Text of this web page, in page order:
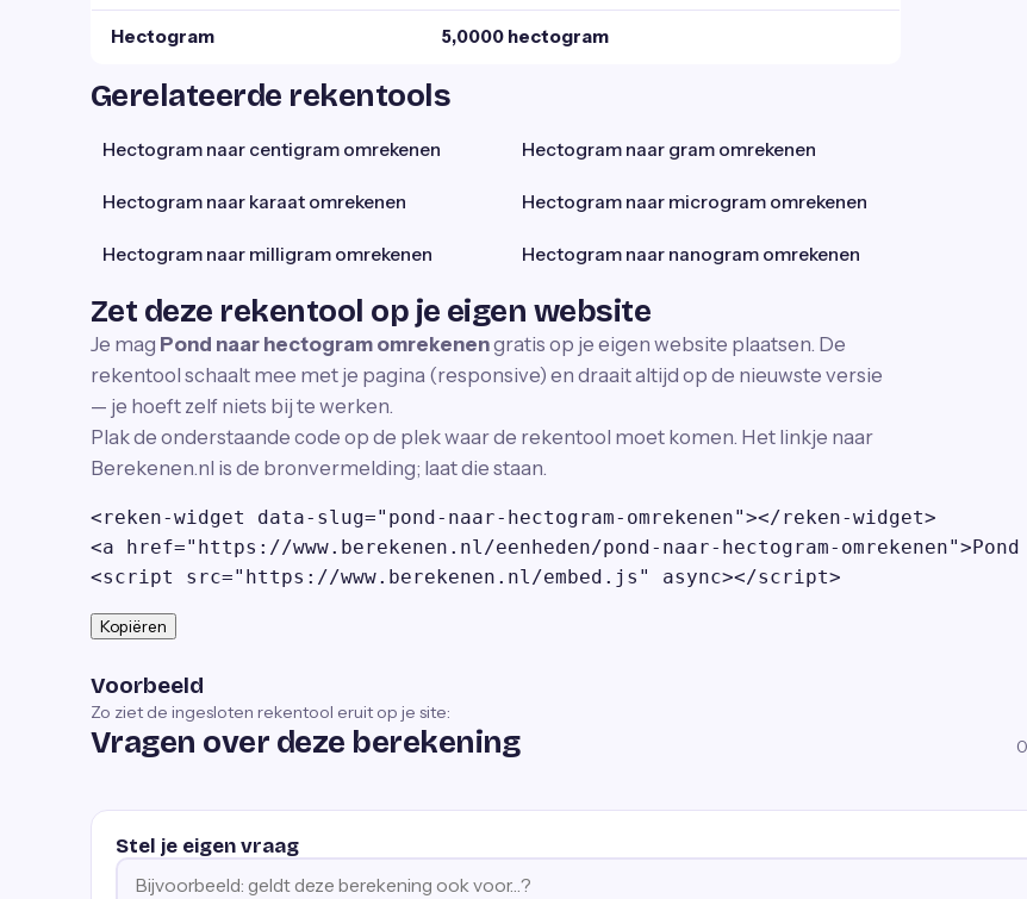
Hectogram 5,0000 hectogram
Gerelateerde rekentools
Hectogram naar centigram omrekenen Hectogram naar gram omrekenen
Hectogram naar karaat omrekenen Hectogram naar microgram omrekenen
Hectogram naar milligram omrekenen Hectogram naar nanogram omrekenen
Zet deze rekentool op je eigen website
Je mag Pond naar hectogram omrekenengratis op je eigen website plaatsen. De
rekentool schaalt mee met je pagina (responsive) en draait altijd op de nieuwste versie
— je hoeft zelf niets bij te werken.
Plak de onderstaande code op de plek waar de rekentool moet komen. Het linkje naar
Berekenen.nl is de bronvermelding; laat die staan.
<reken-widget data-slug="pond-naar-hectogram-omrekenen"></reken-widget>
<a href="https://www.berekenen.nl/eenheden/pond-naar-hectogram-
<script src="https://www.berekenen.nl/embed.js" async></script>
Kopiëren
Voorbeeld
Zo ziet de ingesloten rekentool eruit op je site:
Vragen over deze berekening 0
Stel je eigen vraag